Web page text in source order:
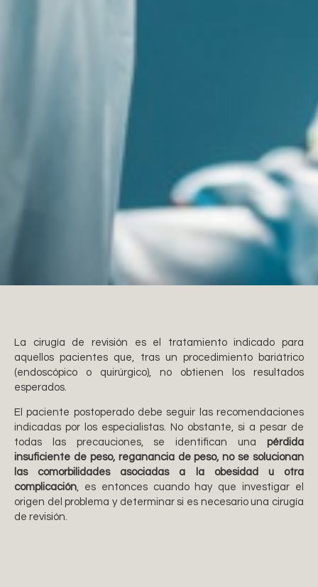
La cirugía de revisión es el tratamiento indicado para
aquellos pacientes que, tras un procedimiento bariátrico
(endoscópico o quirúrgico), no obtienen los resultados
esperados.
El paciente postoperado debe seguir las recomendaciones
indicadas por los especialistas. No obstante, si a pesar de
todas las precauciones, se identifican una pérdida
insuficiente de peso, reganancia de peso, no se solucionan
las comorbilidades asociadas a la obesidad u otra
complicación, es entonces cuando hay que investigar el
origen del problema y determinar si es necesario una cirugía
de revisión.